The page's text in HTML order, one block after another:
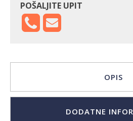
POŠALJITE UPIT
OPIS
DODATNE